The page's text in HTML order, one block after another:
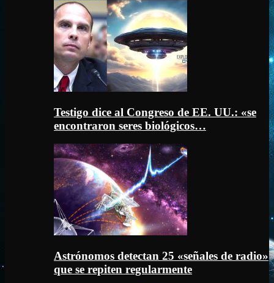
Testigo dice al Congreso de EE. UU.: «se
encontraron seres biológicos…
Astrónomos detectan 25 «señales de radio»
que se repiten regularmente